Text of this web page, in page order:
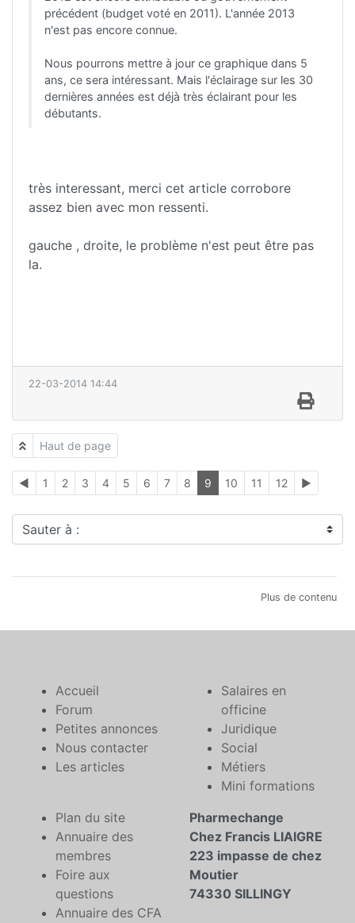
précédent (budget voté en 2011). L'année 2013
n'est pas encore connue.
Nous pourrons mettre à jour ce graphique dans 5
ans, ce sera intéressant. Mais l'éclairage sur les 30
dernières années est déjà très éclairant pour les
débutants.
très interessant, merci cet article corrobore
assez bien avec mon ressenti.
gauche , droite, le problème n'est peut être pas
la.
22-03-2014 14:44
Haut de page
◄ 1 2 3 4 5 6 7 8 9 10 11 12 ►
Sauter à :
Plus de contenu
Accueil
Forum
Petites annonces
Nous contacter
Les articles
Salaires en
officine
Juridique
Social
Métiers
Mini formations
Plan du site
Annuaire des
membres
Foire aux
questions
Annuaire des CFA
Pharmechange
Chez Francis LIAIGRE
223 impasse de chez
Moutier
74330 SILLINGY